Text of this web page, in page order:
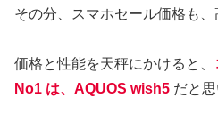
その分、スマホセール価格も、
価格と性能を天秤にかけると、
No1 は、AQUOS wish5 だと思